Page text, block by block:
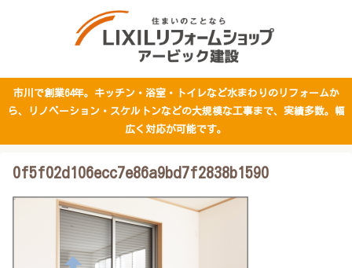
市川で創業64年。キッチン・浴室・トイレなど水まわりのリフォームか
ら、リノベーション・スケルトンなどの大規模な工事まで、実績多数。幅
広く対応が可能です。
0f5f02d106ecc7e86a9bd7f2838b1590